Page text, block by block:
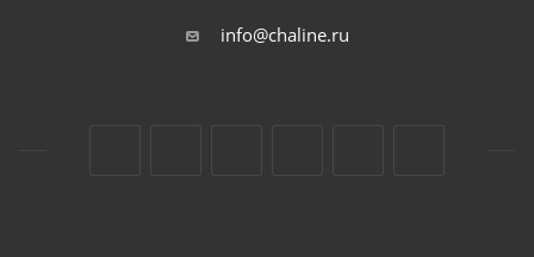
info@chaline.ru